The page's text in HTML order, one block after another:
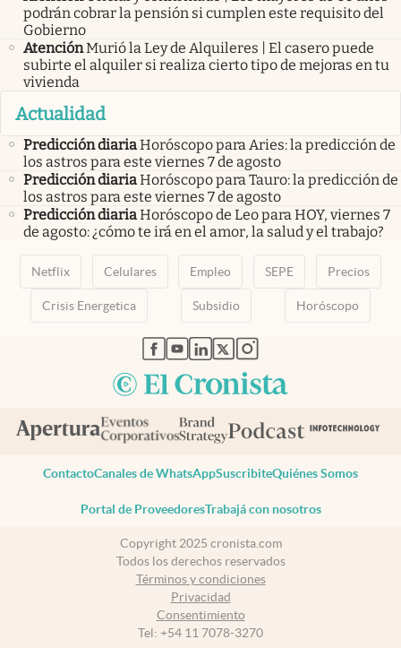
podrán cobrar la pensión si cumplen este requisito del
Gobierno
AtenciónMurió la Ley de Alquileres | El casero puede
subirte el alquiler si realiza cierto tipo de mejoras en tu
vivienda
Actualidad
Predicción diariaHoróscopo para Aries: la predicción de
los astros para este viernes 7 de agosto
Predicción diariaHoróscopo para Tauro: la predicción de
los astros para este viernes 7 de agosto
Predicción diariaHoróscopo de Leo para HOY, viernes 7
de agosto: ¿cómo te irá en el amor, la salud y el trabajo?
Netflix Celulares Empleo SEPE Precios
Crisis Energetica Subsidio Horóscopo
abre en nueva pestaña
abre en nueva pestaña
abre en nueva pestaña
abre en nueva pestaña
abre en nueva pestaña
ContactoCanales de WhatsAppSuscribiteQuiénes Somos
Portal de ProveedoresTrabajá con nosotros
Copyright 2025 cronista.com
Todos los derechos reservados
Términos y condiciones
Privacidad
Consentimiento
Tel: +54 11 7078-3270